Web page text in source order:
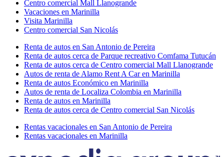
Centro comercial Mall Llanogrande
Vacaciones en Marinilla
Visita Marinilla
Centro comercial San Nicolás
Renta de autos en San Antonio de Pereira
Renta de autos cerca de Parque recreativo Comfama Tutucán
Renta de autos cerca de Centro comercial Mall Llanogrande
Autos de renta de Alamo Rent A Car en Marinilla
Renta de autos Económico en Marinilla
Autos de renta de Localiza Colombia en Marinilla
Renta de autos en Marinilla
Renta de autos cerca de Centro comercial San Nicolás
Rentas vacacionales en San Antonio de Pereira
Rentas vacacionales en Marinilla